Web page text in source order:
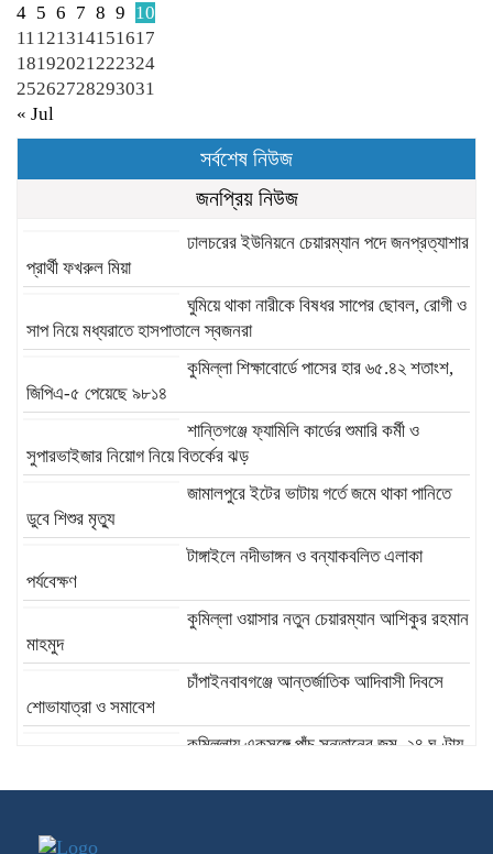
4 5 6 7 8 9 10
11121314151617
18192021222324
25262728293031
« Jul
সর্বশেষ নিউজ
জনপ্রিয় নিউজ
ঢালচরের ইউনিয়নে চেয়ারম্যান পদে জনপ্রত্যাশার
প্রার্থী ফখরুল মিয়া
ঘুমিয়ে থাকা নারীকে বিষধর সাপের ছোবল, রোগী ও
সাপ নিয়ে মধ্যরাতে হাসপাতালে স্বজনরা
কুমিল্লা শিক্ষাবোর্ডে পাসের হার ৬৫.৪২ শতাংশ,
জিপিএ-৫ পেয়েছে ৯৮১৪
শান্তিগঞ্জে ফ্যামিলি কার্ডের শুমারি কর্মী ও
সুপারভাইজার নিয়োগ নিয়ে বিতর্কের ঝড়
জামালপুরে ইটের ভাটায় গর্তে জমে থাকা পানিতে
ডুবে শিশুর মৃত্যু
টাঙ্গাইলে নদীভাঙ্গন ও বন্যাকবলিত এলাকা
পর্যবেক্ষণ
কুমিল্লা ওয়াসার নতুন চেয়ারম্যান আশিকুর রহমান
মাহমুদ
চাঁপাইনবাবগঞ্জে আন্তর্জাতিক আদিবাসী দিবসে
শোভাযাত্রা ও সমাবেশ
কুমিল্লায় একসঙ্গে পাঁচ সন্তানের জন্ম, ২৪ ঘণ্টায়